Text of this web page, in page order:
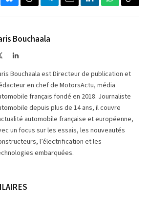
BlueskyThreadsPartager
Telegram
EmailLinkedInWhatsApp
Bouchaala
LinkedIn
Bouchaala est Directeur de publication et
en chef de MotorsActu, média
français fondé en 2018. Journaliste
depuis plus de 14 ans, il couvre
automobile française et européenne,
un focus sur les essais, les nouveautés
l’électrification et les
embarquées.